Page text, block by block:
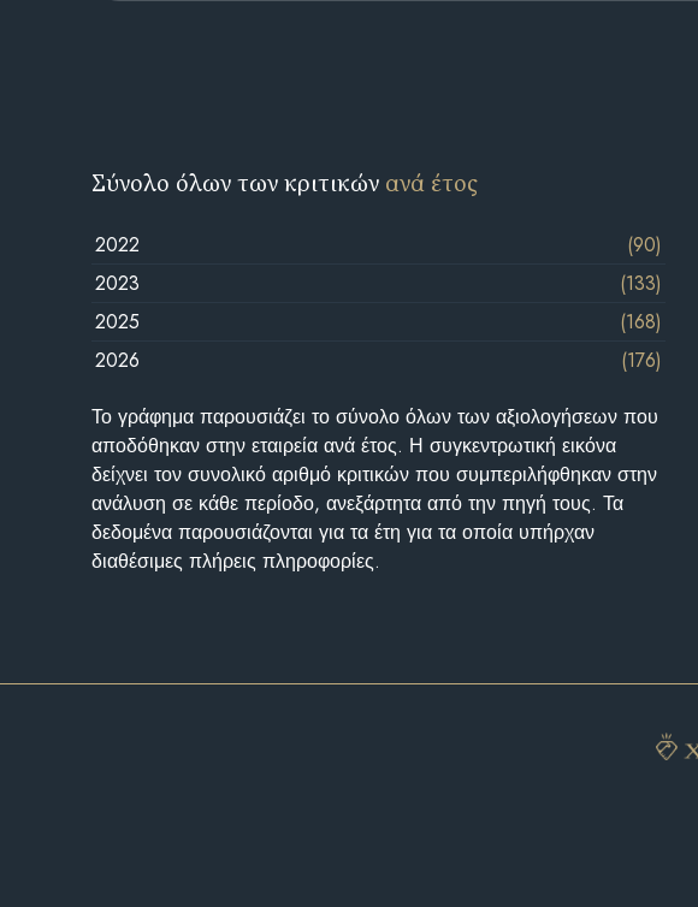
Σύνολο όλων των κριτικών ανά έτος
2022
(90)
2023
(133)
2025
(168)
2026
(176)
Το γράφημα παρουσιάζει το σύνολο όλων των αξιολογήσεων που
αποδόθηκαν στην εταιρεία ανά έτος. Η συγκεντρωτική εικόνα
δείχνει τον συνολικό αριθμό κριτικών που συμπεριλήφθηκαν στην
ανάλυση σε κάθε περίοδο, ανεξάρτητα από την πηγή τους. Τα
δεδομένα παρουσιάζονται για τα έτη για τα οποία υπήρχαν
διαθέσιμες πλήρεις πληροφορίες.